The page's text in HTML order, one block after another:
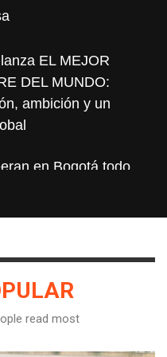
EL MEJOR
DEL MUNDO:
ambición y un
en Bogotá todo
EN
CON LA
read most